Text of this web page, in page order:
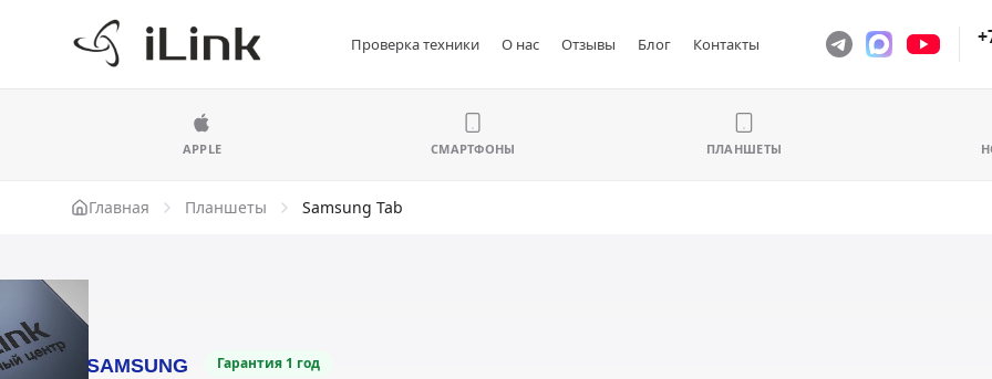
Проверка техники О нас Отзывы Блог Контакты
APPLE СМАРТФОНЫ ПЛАНШЕТЫ
Главная Планшеты Samsung Tab
Гарантия 1 год